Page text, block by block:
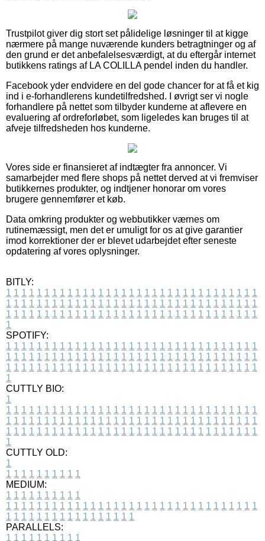
Trustpilot giver dig stort set pålidelige løsninger til at kigge
nærmere på mange nuværende kunders betragtninger og af
den grund er det anbefalelsesværdigt, at du eftergår internet
butikkens ratings af LA COLILLA pendel inden du handler.
Facebook yder endvidere en del gode chancer for at få et kig
ind i e-forhandlerens kundetilfredshed. I øvrigt ser vi nogle
forhandlere på nettet som tilbyder kunderne at aflevere en
evaluering af ordreforløbet, som ligeledes kan bruges til at
afveje tilfredsheden hos kunderne.
Vores side er finansieret af indtægter fra annoncer. Vi
samarbejder med flere shops på nettet derved at vi fremviser
butikkernes produkter, og indtjener honorar om vores
brugere gennemfører et køb.
Data omkring produkter og webbutikker værnes om
rutinemæssigt, men det er umuligt for os at give garantier
imod korrektioner der er blevet udarbejdet efter seneste
opdatering af vores oplysninger.
BITLY:
1 1 1 1 1 1 1 1 1 1 1 1 1 1 1 1 1 1 1 1 1 1 1 1 1 1 1 1 1 1 1 1 1
1 1 1 1 1 1 1 1 1 1 1 1 1 1 1 1 1 1 1 1 1 1 1 1 1 1 1 1 1 1 1 1 1
1 1 1 1 1 1 1 1 1 1 1 1 1 1 1 1 1 1 1 1 1 1 1 1 1 1 1 1 1 1 1 1 1
1
SPOTIFY:
1 1 1 1 1 1 1 1 1 1 1 1 1 1 1 1 1 1 1 1 1 1 1 1 1 1 1 1 1 1 1 1 1
1 1 1 1 1 1 1 1 1 1 1 1 1 1 1 1 1 1 1 1 1 1 1 1 1 1 1 1 1 1 1 1 1
1 1 1 1 1 1 1 1 1 1 1 1 1 1 1 1 1 1 1 1 1 1 1 1 1 1 1 1 1 1 1 1 1
1
CUTTLY BIO:
1
1 1 1 1 1 1 1 1 1 1 1 1 1 1 1 1 1 1 1 1 1 1 1 1 1 1 1 1 1 1 1 1 1
1 1 1 1 1 1 1 1 1 1 1 1 1 1 1 1 1 1 1 1 1 1 1 1 1 1 1 1 1 1 1 1 1
1 1 1 1 1 1 1 1 1 1 1 1 1 1 1 1 1 1 1 1 1 1 1 1 1 1 1 1 1 1 1 1 1
1
CUTTLY OLD:
1
1 1 1 1 1 1 1 1 1 1
MEDIUM:
1 1 1 1 1 1 1 1 1 1
1 1 1 1 1 1 1 1 1 1 1 1 1 1 1 1 1 1 1 1 1 1 1 1 1 1 1 1 1 1 1 1 1
1 1 1 1 1 1 1 1 1 1 1 1 1 1 1 1 1
PARALLELS:
1 1 1 1 1 1 1 1 1 1